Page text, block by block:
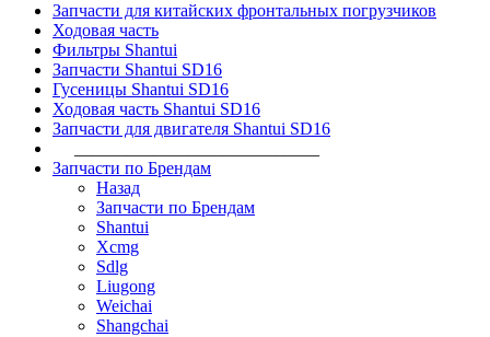
Запчасти для китайских фронтальных погрузчиков
Ходовая часть
Фильтры Shantui
Запчасти Shantui SD16
Гусеницы Shantui SD16
Ходовая часть Shantui SD16
Запчасти для двигателя Shantui SD16
Запчасти по Брендам
Назад
Запчасти по Брендам
Shantui
Xcmg
Sdlg
Liugong
Weichai
Shangchai